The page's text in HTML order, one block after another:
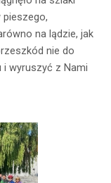
na lądzie, jak
nie do
wyruszyć z Nami